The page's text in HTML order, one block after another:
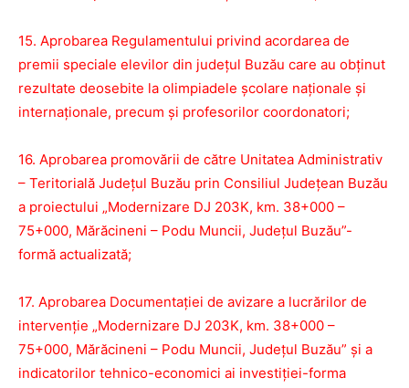
15. Aprobarea Regulamentului privind acordarea de
premii speciale elevilor din judeţul Buzău care au obţinut
rezultate deosebite la olimpiadele şcolare naţionale şi
internaţionale, precum şi profesorilor coordonatori;
16. Aprobarea promovării de către Unitatea Administrativ
– Teritorială Județul Buzău prin Consiliul Judeţean Buzău
a proiectului „Modernizare DJ 203K, km. 38+000 –
75+000, Mărăcineni – Podu Muncii, Judeţul Buzău”-
formă actualizată;
17. Aprobarea Documentației de avizare a lucrărilor de
intervenție „Modernizare DJ 203K, km. 38+000 –
75+000, Mărăcineni – Podu Muncii, Judeţul Buzău” și a
indicatorilor tehnico-economici ai investiției-forma